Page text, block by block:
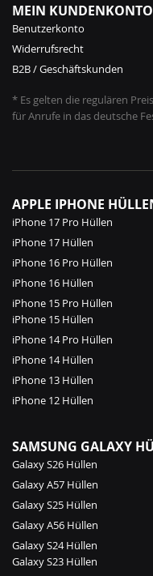
MEIN KUNDENKONTO
Benutzerkonto
Widerrufsrecht
B2B / Geschäftskunden
* Es gelten die regulären
für Anrufe in das deutsche
APPLE IPHONE
iPhone 17 Pro Hüllen
iPhone 17 Hüllen
iPhone 16 Pro Hüllen
iPhone 16 Hüllen
iPhone 15 Pro Hüllen
iPhone 15 Hüllen
iPhone 14 Pro Hüllen
iPhone 14 Hüllen
iPhone 13 Hüllen
iPhone 12 Hüllen
SAMSUNG GALAXY
Galaxy S26 Hüllen
Galaxy A57 Hüllen
Galaxy S25 Hüllen
Galaxy A56 Hüllen
Galaxy S24 Hüllen
Galaxy S23 Hüllen